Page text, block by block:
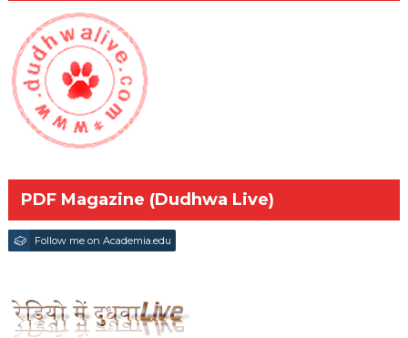
PDF Magazine (Dudhwa Live)
Follow me on Academia.edu